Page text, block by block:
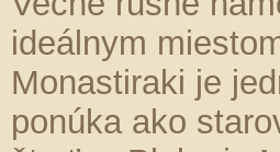
ideálnym
Monastiraki je
ponúka ako